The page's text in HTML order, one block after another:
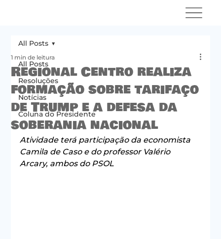
All Posts
Resoluções
Notícias
Coluna do Presidente
All Posts
Regional Centro realiza
formação sobre tarifaço
de Trump e a defesa da
soberania nacional
1 min de leitura
Atividade terá participação da economista
Camila de Caso e do professor Valério
Arcary, ambos do PSOL